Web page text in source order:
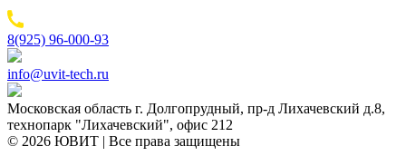
8(925) 96-000-93
info@uvit-tech.ru
Московская область г. Долгопрудный, пр-д Лихачевский д.8,
технопарк "Лихачевский", офис 212
© 2026 ЮВИТ | Все права защищены